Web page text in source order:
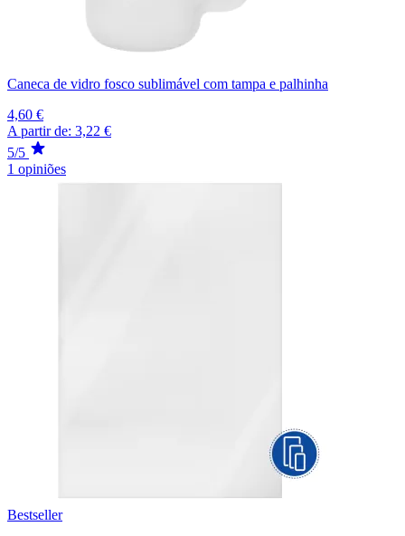
Caneca de vidro fosco sublimável com tampa e palhinha
4,60 €
A partir de: 3,22 €
5/5
1 opiniões
Bestseller